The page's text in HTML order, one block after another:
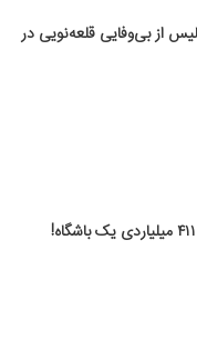
از بی‌وفایی قلعه‌نویی در